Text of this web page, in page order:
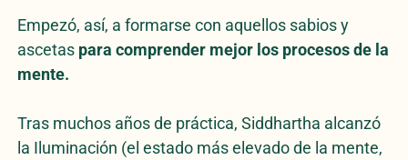
Empezó, así, a formarse con aquellos sabios y
ascetas para comprender mejor los procesos de la
mente.
Tras muchos años de práctica, Siddhartha alcanzó
la Iluminación (el estado más elevado de la mente,